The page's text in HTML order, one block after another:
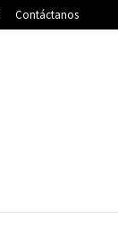
Contáctanos